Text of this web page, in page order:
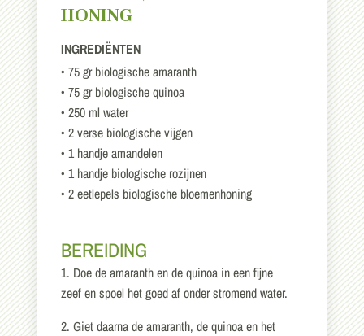
HONING
INGREDIËNTEN
• 75 gr biologische amaranth
• 75 gr biologische quinoa
• 250 ml water
• 2 verse biologische vijgen
• 1 handje amandelen
• 1 handje biologische rozijnen
• 2 eetlepels biologische bloemenhoning
BEREIDING
1. Doe de amaranth en de quinoa in een fijne
zeef en spoel het goed af onder stromend water.
2. Giet daarna de amaranth, de quinoa en het